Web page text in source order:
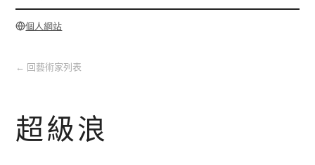
個人網站
← 回藝術家列表
超級浪